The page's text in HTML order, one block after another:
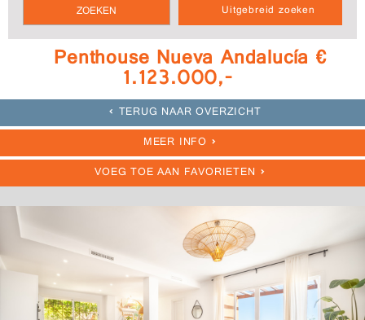
Uitgebreid zoeken
Penthouse Nueva Andalucía €
1.123.000,-
TERUG NAAR OVERZICHT
MEER INFO
VOEG TOE AAN FAVORIETEN